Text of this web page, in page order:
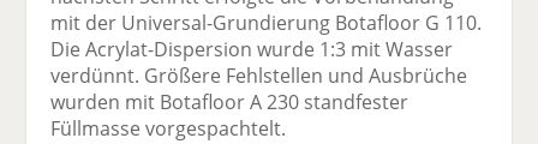
mit der Universal-Grundierung Botafloor G 110.
Die Acrylat-Dispersion wurde 1:3 mit Wasser
verdünnt. Größere Fehlstellen und Ausbrüche
wurden mit Botafloor A 230 standfester
Füllmasse vorgespachtelt.